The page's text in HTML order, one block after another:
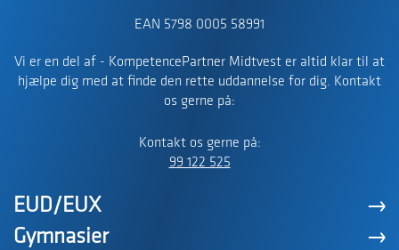
EAN 5798 0005 58991
Vi er en del af - KompetencePartner Midtvest er altid klar til at
hjælpe dig med at finde den rette uddannelse for dig. Kontakt
os gerne på:
Kontakt os gerne på:
99 122 525
EUD/EUX
Gymnasier